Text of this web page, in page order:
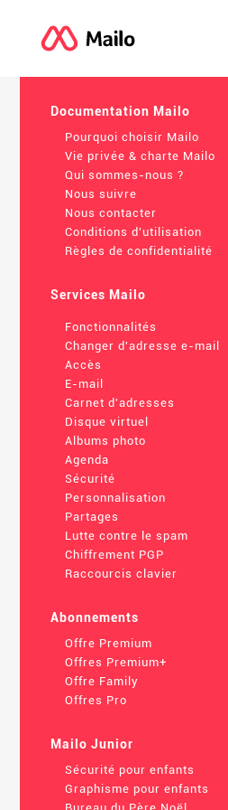
Documentation Mailo
Pourquoi choisir Mailo
Vie privée & charte Mailo
Qui sommes-nous ?
Nous suivre
Nous contacter
Conditions d'utilisation
Règles de confidentialité
Services Mailo
Fonctionnalités
Changer d'adresse e-mail
Accès
E-mail
Carnet d'adresses
Disque virtuel
Albums photo
Agenda
Sécurité
Personnalisation
Partages
Lutte contre le spam
Chiffrement PGP
Raccourcis clavier
Abonnements
Offre Premium
Offres Premium+
Offre Family
Offres Pro
Mailo Junior
Sécurité pour enfants
Graphisme pour enfants